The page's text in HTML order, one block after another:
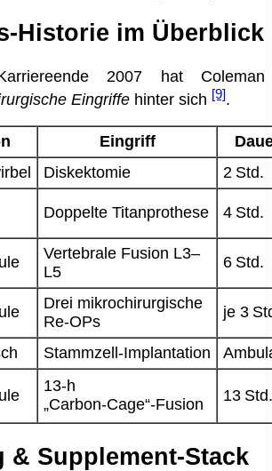
im Überblick
2007 hat Coleman
Eingriffe hinter sich [9].
Eingriff
Diskektomie 2 Std.
Doppelte Titanprothese 4 Std.
Vertebrale Fusion L3–
L5
6 Std.
Drei mikro­chirurgische
Re‑OPs
je 3
Stammzell‑Implantation
13‑h
„Carbon‑Cage“‑Fusion
13 Std.
& Supplement‑Stack